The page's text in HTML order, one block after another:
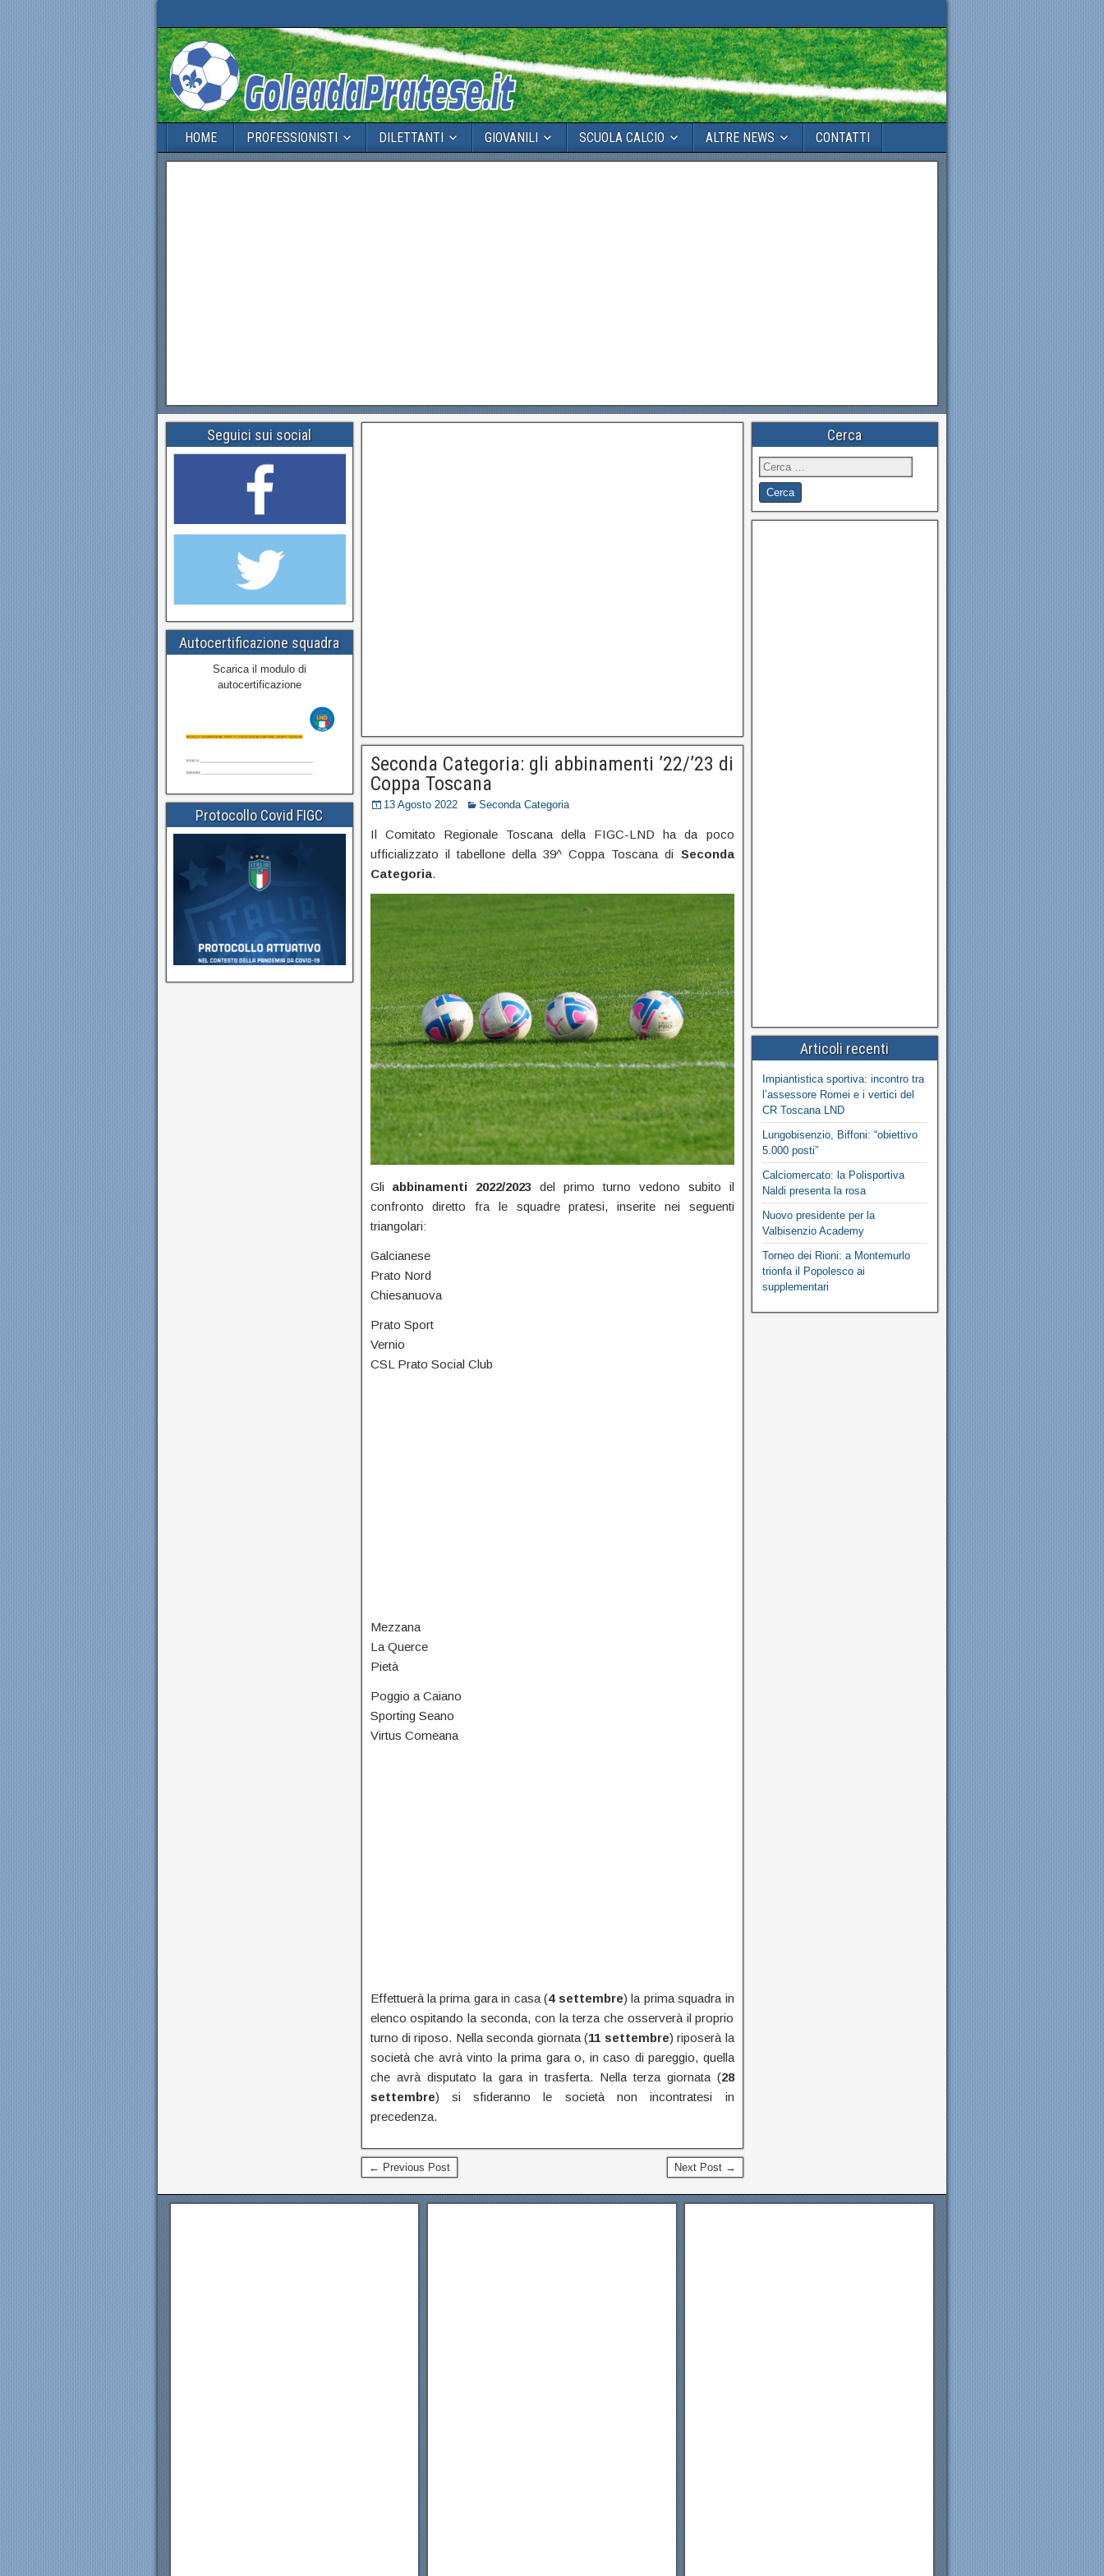
HOME PROFESSIONISTI DILETTANTI GIOVANILI SCUOLA CALCIO ALTRE NEWS CONTATTI
Seconda Categoria: gli abbinamenti ’22/’23 di
Coppa Toscana
13 Agosto 2022 Seconda Categoria
Il Comitato Regionale Toscana della FIGC-LND ha da poco
ufficializzato il tabellone della 39^ Coppa Toscana di Seconda
Categoria.
Gli abbinamenti 2022/2023 del primo turno vedono subito il
confronto diretto fra le squadre pratesi, inserite nei seguenti
triangolari:
Galcianese
Prato Nord
Chiesanuova
Prato Sport
Vernio
CSL Prato Social Club
Mezzana
La Querce
Pietà
Poggio a Caiano
Sporting Seano
Virtus Comeana
Effettuerà la prima gara in casa (4 settembre) la prima squadra in
elenco ospitando la seconda, con la terza che osserverà il proprio
turno di riposo. Nella seconda giornata (11 settembre) riposerà la
società che avrà vinto la prima gara o, in caso di pareggio, quella
che avrà disputato la gara in trasferta. Nella terza giornata (28
settembre) si sfideranno le società non incontratesi in
precedenza.
← Previous Post Next Post →
Seguici sui social
Autocertificazione squadra
Scarica il modulo di
autocertificazione
Protocollo Covid FIGC
Cerca
Articoli recenti
Impiantistica sportiva: incontro tra
l’assessore Romei e i vertici del
CR Toscana LND
Lungobisenzio, Biffoni: “obiettivo
5.000 posti”
Calciomercato: la Polisportiva
Naldi presenta la rosa
Nuovo presidente per la
Valbisenzio Academy
Torneo dei Rioni: a Montemurlo
trionfa il Popolesco ai
supplementari